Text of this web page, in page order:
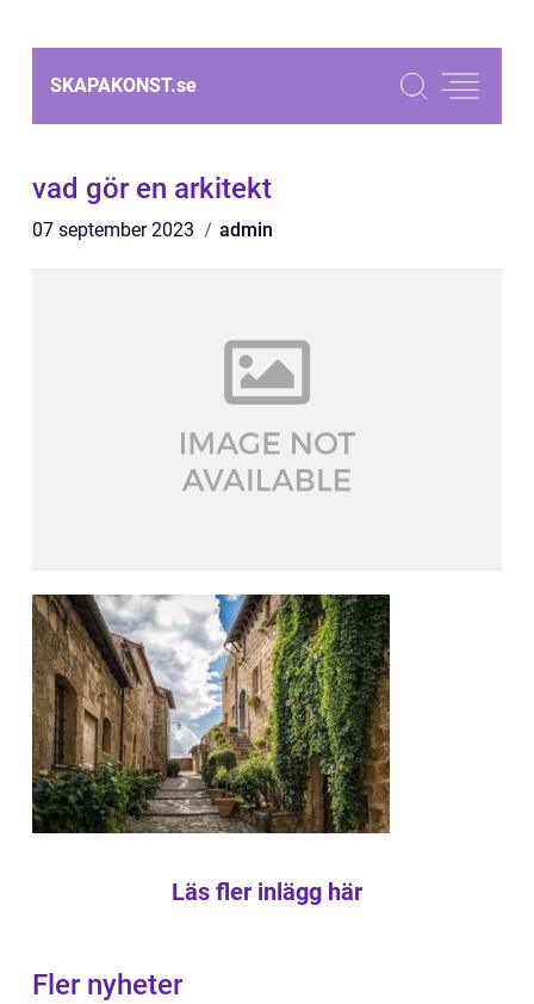
SKAPAKONST.se
vad gör en arkitekt
07 september 2023 admin
Läs fler inlägg här
Fler nyheter